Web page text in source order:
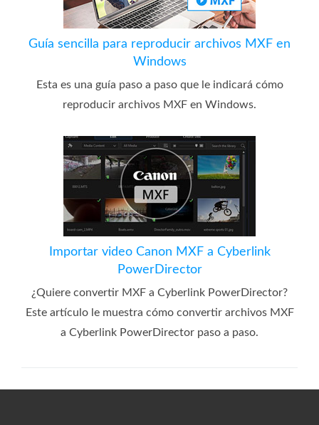
Guía sencilla para reproducir archivos MXF en
Windows
Esta es una guía paso a paso que le indicará cómo
reproducir archivos MXF en Windows.
Importar video Canon MXF a Cyberlink
PowerDirector
¿Quiere convertir MXF a Cyberlink PowerDirector?
Este artículo le muestra cómo convertir archivos MXF
a Cyberlink PowerDirector paso a paso.